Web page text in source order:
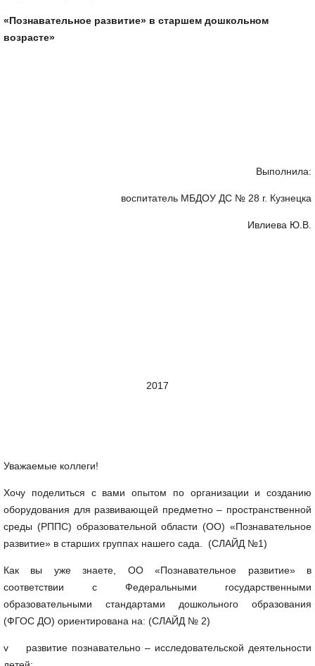
«Познавательное развитие» в старшем дошкольном
возрасте»
Выполнила:
воспитатель МБДОУ ДС № 28 г. Кузнецка
Ивлиева Ю.В.
2017
Уважаемые коллеги!
Хочу поделиться с вами опытом по организации и созданию
оборудования для развивающей предметно – пространственной
среды (РППС) образовательной области (ОО) «Познавательное
развитие» в старших группах нашего сада. (СЛАЙД №1)
Как вы уже знаете, ОО «Познавательное развитие» в
соответствии с Федеральными государственными
образовательными стандартами дошкольного образования
(ФГОС ДО) ориентирована на: (СЛАЙД № 2)
v развитие познавательно – исследовательской деятельности